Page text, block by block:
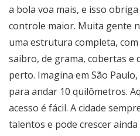
a bola voa mais, e isso
controle maior. Muita gente
uma estrutura completa,
saibro, de grama, cobertas e
perto. Imagina em São
para andar 10 quilômetros.
acesso é fácil. A cidade
talentos e pode crescer ainda